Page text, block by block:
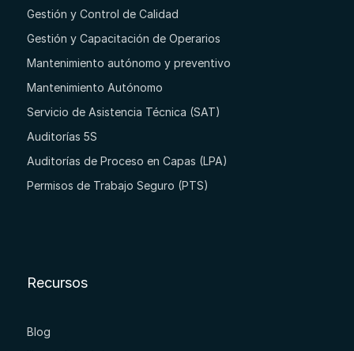
Gestión y Control de Calidad
Gestión y Capacitación de Operarios
Mantenimiento autónomo y preventivo
Mantenimiento Autónomo
Servicio de Asistencia Técnica (SAT)
Auditorías 5S
Auditorías de Proceso en Capas (LPA)
Permisos de Trabajo Seguro (PTS)
Recursos
Blog